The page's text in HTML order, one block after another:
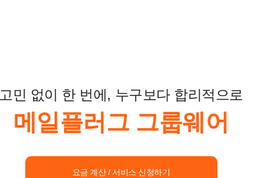
고민 없이 한 번에, 누구보다 합리적으로
메일플러그 그룹웨어
요금 계산 / 서비스 신청하기